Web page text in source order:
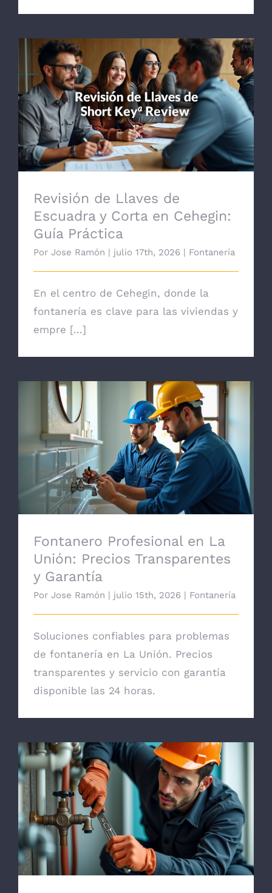
Revisión de Llaves de Escuadra y Corta en
Cehegin: Guía Práctica
Revisión de Llaves de
Escuadra y Corta en Cehegin:
Guía Práctica
Por Jose Ramón | julio 17th, 2026 | Fontanería
En el centro de Cehegin, donde la
fontanería es clave para las viviendas y
empre [...]
Fontanero Profesional en La Unión:
Precios Transparentes y Garantía
Fontanero Profesional en La
Unión: Precios Transparentes
y Garantía
Por Jose Ramón | julio 15th, 2026 | Fontanería
Soluciones confiables para problemas
de fontanería en La Unión. Precios
transparentes y servicio con garantía
disponible las 24 horas.
Mantenimiento de Fontanería en La
Unión: Guía para Comunidades y Locales